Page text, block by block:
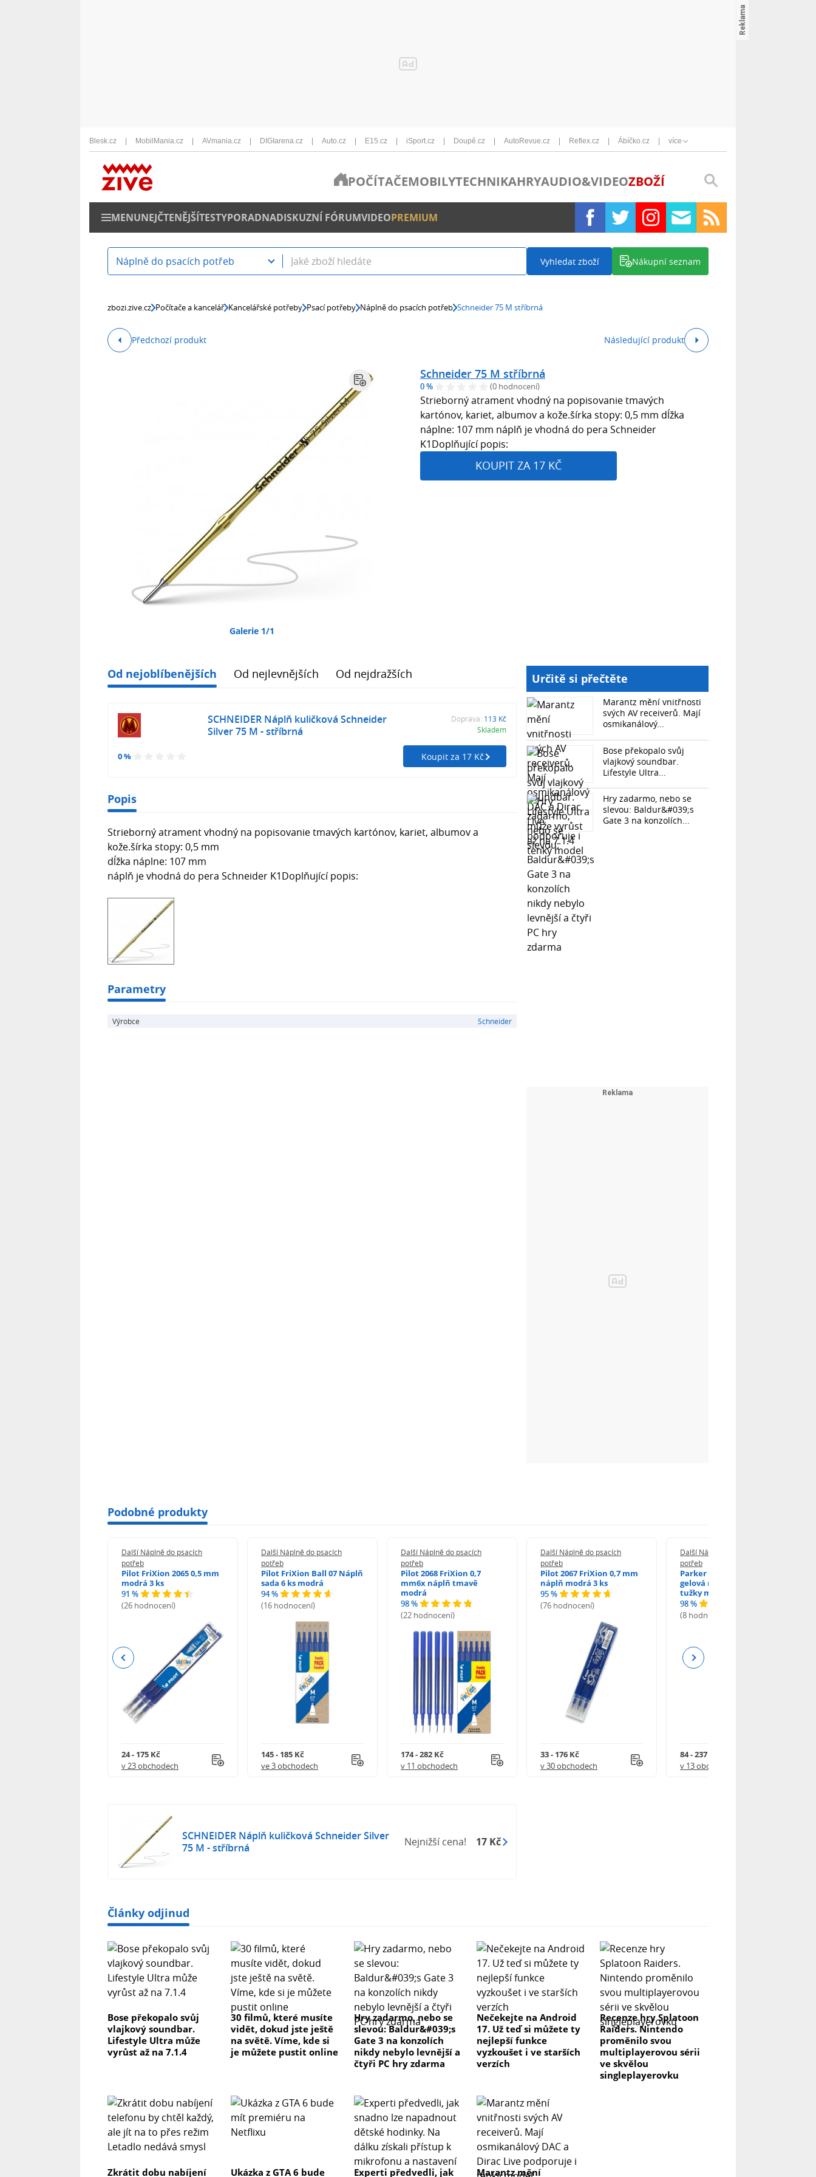
Blesk.cz MobilMania.cz AVmania.cz DIGIarena.cz Auto.cz E15.cz iSport.cz Doupě.cz AutoRevue.cz Reflex.cz Ábíčko.cz více
POČÍTAČEMOBILYTECHNIKAHRYAUDIO&VIDEOZBOŽÍ
MENUNEJČTENĚJŠÍTESTYPORADNADISKUZNÍ FÓRUMVIDEOPREMIUM
Náplně do psacích potřeb Vyhledat zboží Nákupní seznam
zbozi.zive.cz Počítače a kancelář Kancelářské potřeby Psací potřeby Náplně do psacích potřeb Schneider 75 M stříbrná
Předchozí produkt Následující produkt
Galerie 1/1
Schneider 75 M stříbrná
0 % (0 hodnocení)
Strieborný atrament vhodný na popisovanie tmavých
kartónov, kariet, albumov a kože.šírka stopy: 0,5 mm dĺžka
náplne: 107 mm náplň je vhodná do pera Schneider
K1Doplňující popis:
KOUPIT ZA 17 KČ
Od nejoblíbenějších Od nejlevnějších Od nejdražších
0 %
SCHNEIDER Náplň kuličková Schneider
Silver 75 M - stříbrná
Doprava: 113 Kč
Skladem
Koupit za 17 Kč
Popis
Strieborný atrament vhodný na popisovanie tmavých kartónov, kariet, albumov a
kože.šírka stopy: 0,5 mm
dĺžka náplne: 107 mm
náplň je vhodná do pera Schneider K1Doplňující popis:
Parametry
Výrobce Schneider
Určitě si přečtěte
Marantz mění vnitřnosti
svých AV receiverů. Mají
osmikanálový...
Bose překopalo svůj
vlajkový soundbar.
Lifestyle Ultra...
Hry zadarmo, nebo se
slevou: Baldur&#039;s
Gate 3 na konzolích...
Podobné produkty
Další Náplně do psacích
potřeb
Pilot FriXion 2065 0,5 mm
modrá 3 ks
91 %
(26 hodnocení)
24 - 175 Kč
v 23 obchodech
Další Náplně do psacích
potřeb
Pilot FriXion Ball 07 Náplň
sada 6 ks modrá
94 %
(16 hodnocení)
145 - 185 Kč
ve 3 obchodech
Další Náplně do psacích
potřeb
Pilot 2068 FriXion 0,7
mm6x náplň tmavě
modrá
98 %
(22 hodnocení)
174 - 282 Kč
v 11 obchodech
Další Náplně do psacích
potřeb
Pilot 2067 FriXion 0,7 mm
náplň modrá 3 ks
95 %
(76 hodnocení)
33 - 176 Kč
v 30 obchodech
Další Náplně do psacích
potřeb
Parker 1502/0250346
gelová náplň do kuličkové
tužky modrá
98 %
(8 hodnocení)
84 - 237 Kč
v 13 obchodech
Previous Next
SCHNEIDER Náplň kuličková Schneider Silver
75 M - stříbrná
Nejnižší cena! 17 Kč
Články odjinud
Bose překopalo svůj
vlajkový soundbar.
Lifestyle Ultra může
vyrůst až na 7.1.4
30 filmů, které musíte
vidět, dokud jste ještě
na světě. Víme, kde si
je můžete pustit online
Hry zadarmo, nebo se
slevou: Baldur&#039;s
Gate 3 na konzolích
nikdy nebylo levnější a
čtyři PC hry zdarma
Nečekejte na Android
17. Už teď si můžete ty
nejlepší funkce
vyzkoušet i ve starších
verzích
Recenze hry Splatoon
Raiders. Nintendo
proměnilo svou
multiplayerovou sérii
ve skvělou
singleplayerovku
Zkrátit dobu nabíjení Ukázka z GTA 6 bude Experti předvedli, jak Marantz mění